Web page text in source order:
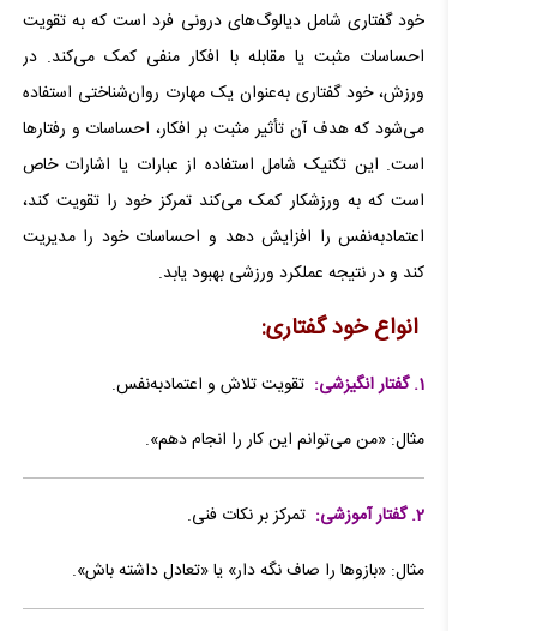
خود گفتاری شامل دیالوگ‌های درونی فرد است که به تقویت
احساسات مثبت یا مقابله با افکار منفی کمک می‌کند. در
ورزش، خود گفتاری به‌عنوان یک مهارت روان‌شناختی استفاده
می‌شود که هدف آن تأثیر مثبت بر افکار، احساسات و رفتارها
است. این تکنیک شامل استفاده از عبارات یا اشارات خاص
است که به ورزشکار کمک می‌کند تمرکز خود را تقویت کند،
اعتمادبه‌نفس را افزایش دهد و احساسات خود را مدیریت
کند و در نتیجه عملکرد ورزشی بهبود یابد.
انواع خود گفتاری:
1. گفتار انگیزشی:
تقویت تلاش و اعتمادبه‌نفس.
مثال: «من می‌توانم این کار را انجام دهم».
2. گفتار آموزشی:
تمرکز بر نکات فنی.
مثال: «بازوها را صاف نگه دار» یا «تعادل داشته باش».